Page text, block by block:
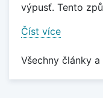
výpusť. Tento
Číst více
Všechny články